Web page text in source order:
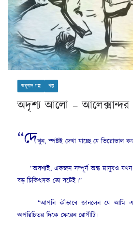
অনুবাদ গল্প গল্প
অদৃশ্য আলো – আলেক্সান্দর
“দেখুন, স্পষ্টই দেখা যাচ্ছে যে ভিরোভাল
“অবশ্যই, একজন সম্পূর্ন অন্ধ মানুষও যখন
বড় চিকিৎসক তো বটেই।”
“আপনি কীভাবে জানলেন যে আমি
অপরিচিতর দিকে ফেরেন রোগীটি।